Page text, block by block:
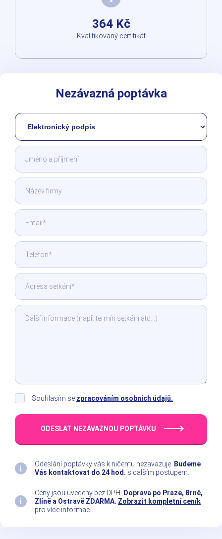
364 Kč
Kvalifikovaný certifikát
Nezávazná poptávka
Souhlasím se zpracováním osobních údajů.
ODESLAT NEZÁVAZNOU POPTÁVKU
Odeslání poptávky vás k ničemu nezavazuje. Budeme
Vás kontaktovat do 24 hod. s dalším postupem.
Ceny jsou uvedeny bez DPH. Doprava po Praze, Brně,
Zlíně a Ostravě ZDARMA. Zobrazit kompletní ceník
pro více informací.